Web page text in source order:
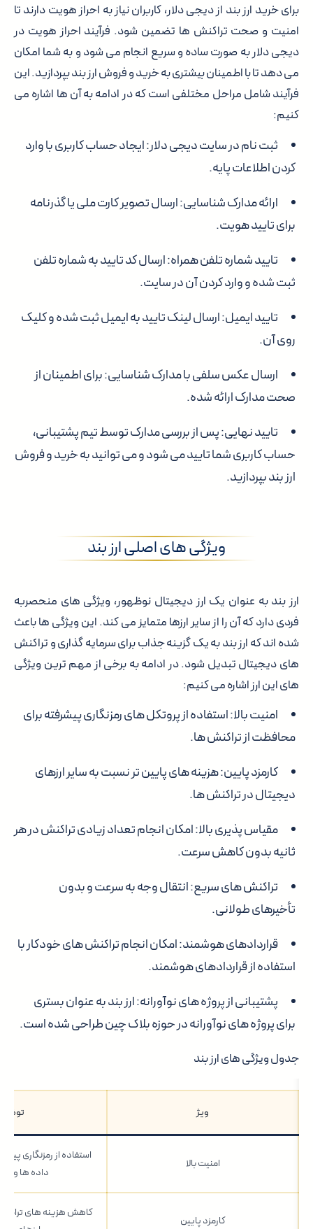
برای خرید ارز بند از دیجی دلار، کاربران نیاز به احراز هویت دارند تا
امنیت و صحت تراکنش ها تضمین شود. فرآیند احراز هویت در
دیجی دلار به صورت ساده و سریع انجام می شود و به شما امکان
می دهد تا با اطمینان بیشتری به خرید و فروش ارز بند بپردازید. این
فرآیند شامل مراحل مختلفی است که در ادامه به آن ها اشاره می
کنیم:
ثبت نام در سایت دیجی دلار: ایجاد حساب کاربری با وارد
کردن اطلاعات پایه.
ارائه مدارک شناسایی: ارسال تصویر کارت ملی یا گذرنامه
برای تایید هویت.
تایید شماره تلفن همراه: ارسال کد تایید به شماره تلفن
ثبت شده و وارد کردن آن در سایت.
تایید ایمیل: ارسال لینک تایید به ایمیل ثبت شده و کلیک
روی آن.
ارسال عکس سلفی با مدارک شناسایی: برای اطمینان از
صحت مدارک ارائه شده.
تایید نهایی: پس از بررسی مدارک توسط تیم پشتیبانی،
حساب کاربری شما تایید می شود و می توانید به خرید و فروش
ارز بند بپردازید.
ویژگی های اصلی ارز بند
ارز بند به عنوان یک ارز دیجیتال نوظهور، ویژگی های منحصربه
فردی دارد که آن را از سایر ارزها متمایز می کند. این ویژگی ها باعث
شده اند که ارز بند به یک گزینه جذاب برای سرمایه گذاری و تراکنش
های دیجیتال تبدیل شود. در ادامه به برخی از مهم ترین ویژگی
های این ارز اشاره می کنیم:
امنیت بالا: استفاده از پروتکل های رمزنگاری پیشرفته برای
محافظت از تراکنش ها.
کارمزد پایین: هزینه های پایین تر نسبت به سایر ارزهای
دیجیتال در تراکنش ها.
مقیاس پذیری بالا: امکان انجام تعداد زیادی تراکنش در هر
ثانیه بدون کاهش سرعت.
تراکنش های سریع: انتقال وجه به سرعت و بدون
تأخیرهای طولانی.
قراردادهای هوشمند: امکان انجام تراکنش های خودکار با
استفاده از قراردادهای هوشمند.
پشتیبانی از پروژه های نوآورانه: ارز بند به عنوان بستری
برای پروژه های نوآورانه در حوزه بلاک چین طراحی شده است.
جدول ویژگی های ارز بند
ویژ
امنیت بالا
استفاده از رمزنگاری
داده ها و
کارمزد پایین
کاهش هزینه های